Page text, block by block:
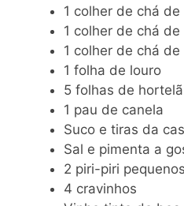
1 colher de chá
1 colher de chá
1 colher de chá
1 folha de louro
5 folhas de hortelã
1 pau de canela
Suco e tiras da
Sal e pimenta a
2 piri-piri pequenos
4 cravinhos